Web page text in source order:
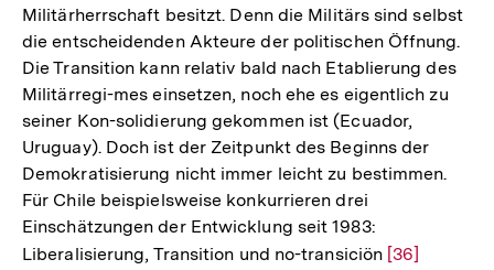
Militärherrschaft besitzt. Denn die Militärs sind selbst
die entscheidenden Akteure der politischen Öffnung.
Die Transition kann relativ bald nach Etablierung des
Militärregi-mes einsetzen, noch ehe es eigentlich zu
seiner Kon-solidierung gekommen ist (Ecuador,
Uruguay). Doch ist der Zeitpunkt des Beginns der
Demokratisierung nicht immer leicht zu bestimmen.
Für Chile beispielsweise konkurrieren drei
Einschätzungen der Entwicklung seit 1983:
Liberalisierung, Transition und no-transiciön Zur
[36]